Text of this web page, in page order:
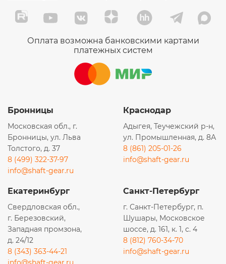
Оплата возможна банковскими картами
платежных систем
Бронницы
Московская обл., г.
Бронницы, ул. Льва
Толстого, д. 37
8 (499) 322-37-97
info@shaft-gear.ru
Краснодар
Адыгея, Теучежский р-н,
ул. Промышленная, д. 8А
8 (861) 205-01-26
info@shaft-gear.ru
Екатеринбург
Свердловская обл.,
г. Березовский,
Западная промзона,
д. 24/12
8 (343) 363-44-21
Санкт-Петербург
г. Санкт-Петербург, п.
Шушары, Московское
шоссе, д. 161, к. 1, с. 4
8 (812) 760-34-70
info@shaft-gear.ru